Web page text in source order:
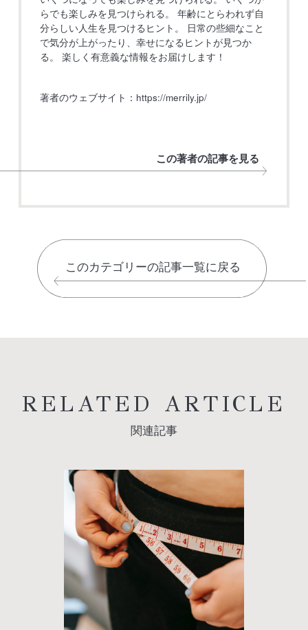
らでも楽しみを見つけられる。 年齢にとらわれず自
分らしい人生を見つけるヒント。 日常の些細なこと
で気分が上がったり、幸せになるヒントが見つか
る。 楽しく有意義な情報をお届けします！
著者のウェブサイト： https://merrily.jp/
この著者の記事を見る
このカテゴリーの記事一覧に戻る
RELATED ARTICLE
関連記事